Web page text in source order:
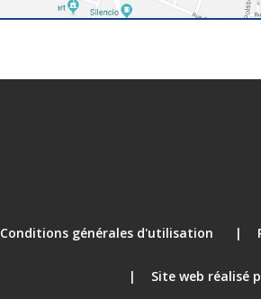
Conditions générales d'utilisation
Site web réalisé